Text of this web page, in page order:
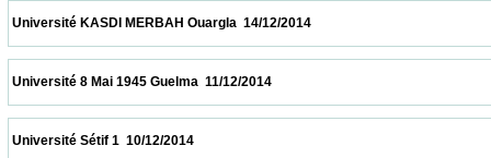
Université KASDI MERBAH Ouargla  14/12/2014
Université 8 Mai 1945 Guelma  11/12/2014
Université Sétif 1  10/12/2014